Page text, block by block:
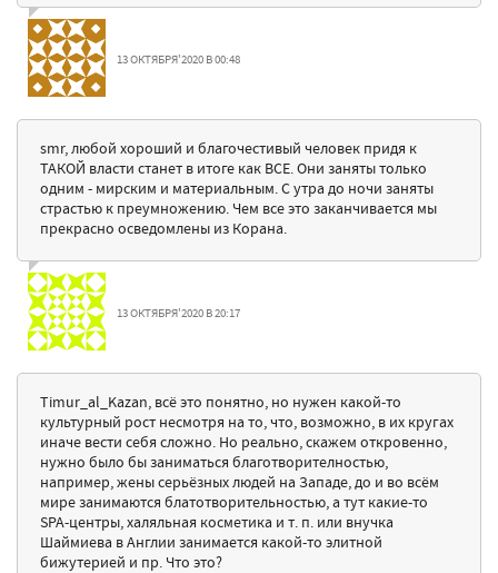
13 ОКТЯБРЯ'2020 В 00:48
smr, любой хороший и благочестивый человек придя к
ТАКОЙ власти станет в итоге как ВСЕ. Они заняты только
одним - мирским и материальным. С утра до ночи заняты
страстью к преумножению. Чем все это заканчивается мы
прекрасно осведомлены из Корана.
13 ОКТЯБРЯ'2020 В 20:17
Timur_al_Kazan, всё это понятно, но нужен какой-то
культурный рост несмотря на то, что, возможно, в их кругах
иначе вести себя сложно. Но реально, скажем откровенно,
нужно было бы заниматься благотворителностью,
например, жены серьёзных людей на Западе, до и во всём
мире занимаются блатотворительностью, а тут какие-то
SPA-центры, халяльная косметика и т. п. или внучка
Шаймиева в Англии занимается какой-то элитной
бижутерией и пр. Что это?